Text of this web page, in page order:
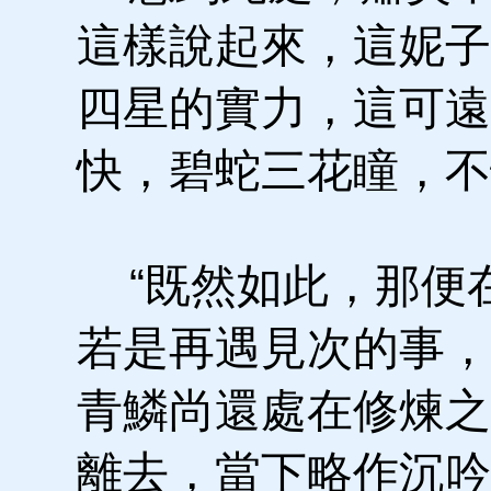
這樣說起來，這妮
四星的實力，這可
快，碧蛇三花瞳，
“既然如此，那便
若是再遇見次的事
青鱗尚還處在修煉
離去，當下略作沉